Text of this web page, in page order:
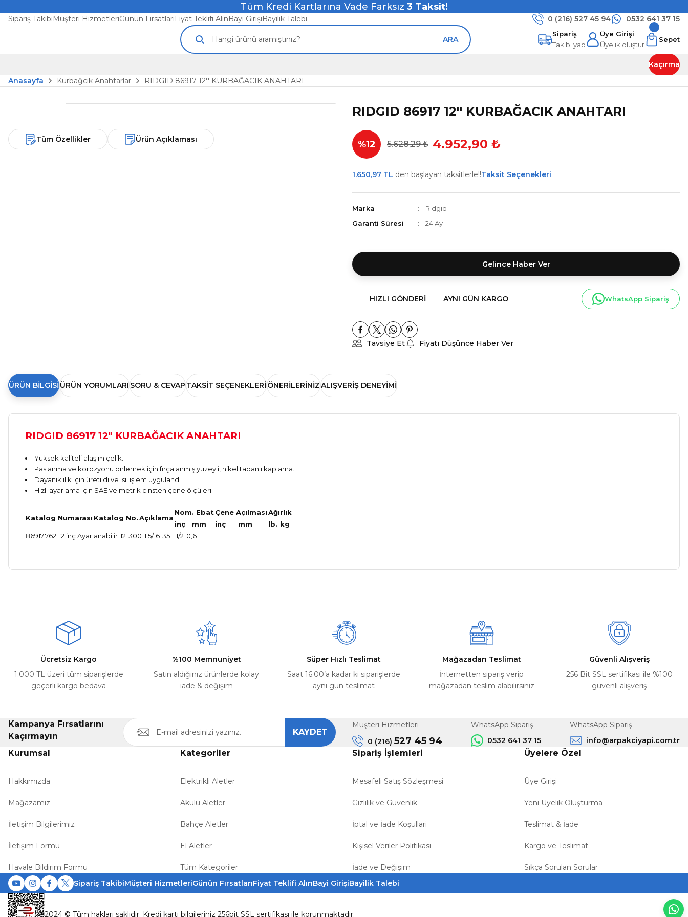
Tüm Kredi Kartlarına Vade Farksız 3 Taksit!
Sipariş TakibiMüşteri HizmetleriGünün FırsatlarıFiyat Teklifi AlınBayi GirişiBayilik Talebi 0 (216) 527 45 94 0532 641 37 15
ARA
Sipariş
Takibi yap
Üye Girişi
Üyelik oluştur
Sepet
Kaçırma
Anasayfa
Kurbağcık Anahtarlar RIDGID 86917 12'' KURBAĞACIK ANAHTARI
Tüm Özellikler Ürün Açıklaması
RIDGID 86917 12'' KURBAĞACIK ANAHTARI
%12 5.628,29 ₺ 4.952,90 ₺
1.650,97 TL den başlayan taksitlerle!!Taksit Seçenekleri
Marka
Rıdgıd
Garanti Süresi
24 Ay
Gelince Haber Ver
HIZLI GÖNDERI AYNI GÜN KARGO WhatsApp Sipariş
Tavsiye Et Fiyatı Düşünce Haber Ver
ÜRÜN BILGISI ÜRÜN YORUMLARISORU & CEVAPTAKSIT SEÇENEKLERIÖNERILERINIZALIŞVERIŞ DENEYIMI
RIDGID 86917 12" KURBAĞACIK ANAHTARI
Yüksek kaliteli alaşım çelik.
Paslanma ve korozyonu önlemek için fırçalanmış yüzeyli, nikel tabanlı kaplama.
Dayanıklılık için üretildi ve ısıl işlem uygulandı
Hızlı ayarlama için SAE ve metrik cinsten çene ölçüleri.
Katalog Numarası Katalog No.Açıklama
Nom. EbatÇene AçılmasıAğırlık
inç
mm inç mm lb. kg
86917762 12 inç Ayarlanabilir 12 300 1 5/16 35 1 1/2 0,6
Ürün açıklamasında eksik bilgiler bulunuyor.
Ürün bilgilerinde hatalar bulunuyor.
Gönder
Ücretsiz Kargo
1.000 TL üzeri tüm siparişlerde
geçerli kargo bedava
%100 Memnuniyet
Satın aldığınız ürünlerde kolay
iade & değişim
Süper Hızlı Teslimat
Saat 16:00’a kadar ki siparişlerde
aynı gün teslimat
Mağazadan Teslimat
İnternetten sipariş verip
mağazadan teslim alabilirsiniz
Güvenli Alışveriş
256 Bit SSL sertifikası ile %100
güvenli alışveriş
Kampanya Fırsatlarını
Kaçırmayın
KAYDET
Müşteri Hizmetleri
0 (216) 527 45 94
WhatsApp Sipariş
0532 641 37 15
WhatsApp Sipariş
info@arpakciyapi.com.tr
Kurumsal
Hakkımızda
Mağazamız
İletişim Bilgilerimiz
İletişim Formu
Havale Bildirim Formu
Kategoriler
Elektrikli Aletler
Akülü Aletler
Bahçe Aletler
El Aletler
Tüm Kategoriler
Sipariş İşlemleri
Mesafeli Satış Sözleşmesi
Gizlilik ve Güvenlik
İptal ve İade Koşullari
Kişisel Veriler Politikası
İade ve Değişim
Üyelere Özel
Üye Girişi
Yeni Üyelik Oluşturma
Teslimat & İade
Kargo ve Teslimat
Sıkça Sorulan Sorular
Sipariş TakibiMüşteri HizmetleriGünün FırsatlarıFiyat Teklifi AlınBayi GirişiBayilik Talebi
2024 © Tüm hakları saklıdır. Kredi kartı bilgileriniz 256bit SSL sertifikası ile korunmaktadır.